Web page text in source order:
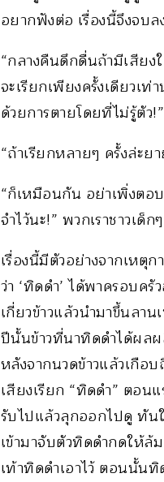
อยากฟังต่อ เรื่องนี้จึงจบ
“กลางคืนดึกดื่นถ้ามีเสียง
จะเรียกเพียงครั้งเดียวเ
ด้วยการตายโดยที่ไม่รู้ตัว!”
“ถ้าเรียกหลายๆ ครั้งล่ะ
“ก็เหมือนกัน อย่าเพิ่งตอบ
จำไว้นะ!” พวกเราชาวเ
เรื่องนี้มีตัวอย่างจากเห
ว่า ‘ทิดดำ’ ได้พาครอบ
เกี่ยวข้าวแล้วนำมาขึ้นลา
ปีนั้นข้าวที่นาทิดดำได้ผล
หลังจากนวดข้าวแล้วเกือ
เสียงเรียก “ทิดดำ” ตอน
รับไปแล้วลุกออกไปดู ทัน
เข้ามาจับตัวทิดดำกดให้
เท้าทิดดำเอาไว้ ตอนนั้นทิ